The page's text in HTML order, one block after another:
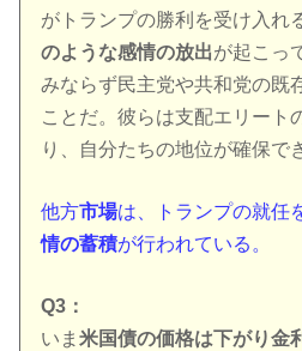
がトランプの勝利を受け入れ
のような感情の放出が起こっ
みならず民主党や共和党の既
ことだ。彼らは支配エリート
り、自分たちの地位が確保で
他方市場は、トランプの就任
情の蓄積が行われている。
Q3：
いま米国債の価格は下がり金